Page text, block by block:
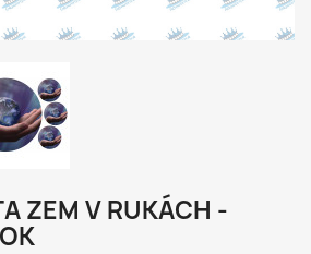
ZEM V RUKÁCH -